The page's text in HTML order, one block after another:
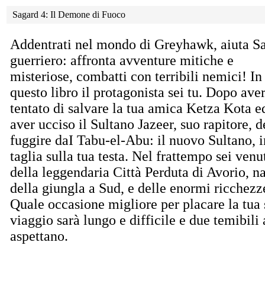
Sagard 4: Il Demone di Fuoco
Addentrati nel mondo di Greyhawk, aiuta
guerriero: affronta avventure mitiche e
misteriose, combatti con terribili nemici! In
questo libro il protagonista sei tu. Dopo aver
tentato di salvare la tua amica Ketza Kota
aver ucciso il Sultano Jazeer, suo rapitore,
fuggire daI Tabu-el-Abu: il nuovo Sultano,
taglia sulla tua testa. Nel frattempo sei
della leggendaria Città Perduta di Avorio,
della giungla a Sud, e delle enormi
Quale occasione migliore per placare la
viaggio sarà lungo e difficile e due temibili
aspettano.